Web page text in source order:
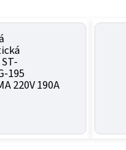
195
220V 190A